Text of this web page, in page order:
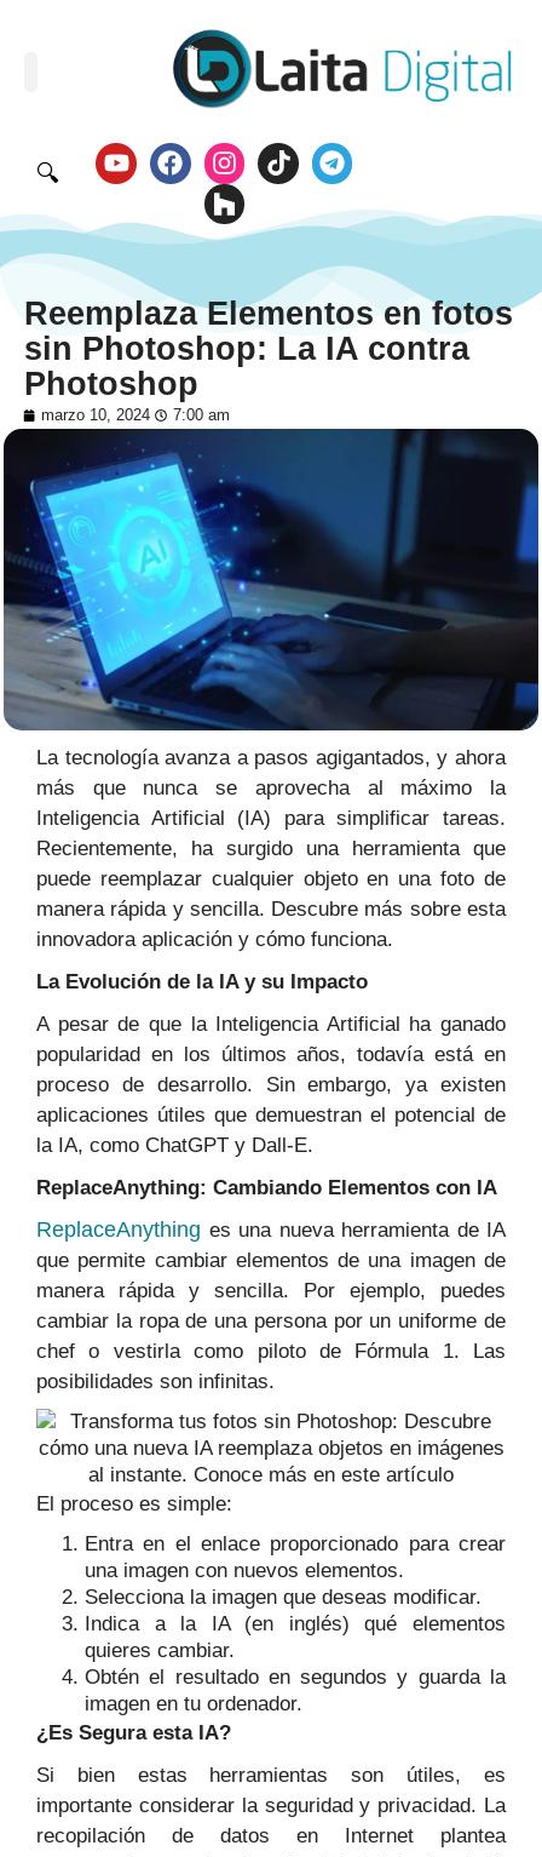
🔍
Reemplaza Elementos en fotos
sin Photoshop: La IA contra
Photoshop
marzo 10, 2024 7:00 am
La tecnología avanza a pasos agigantados, y ahora
más que nunca se aprovecha al máximo la
Inteligencia Artificial (IA) para simplificar tareas.
Recientemente, ha surgido una herramienta que
puede reemplazar cualquier objeto en una foto de
manera rápida y sencilla. Descubre más sobre esta
innovadora aplicación y cómo funciona.
La Evolución de la IA y su Impacto
A pesar de que la Inteligencia Artificial ha ganado
popularidad en los últimos años, todavía está en
proceso de desarrollo. Sin embargo, ya existen
aplicaciones útiles que demuestran el potencial de
la IA, como ChatGPT y Dall-E.
ReplaceAnything: Cambiando Elementos con IA
ReplaceAnything es una nueva herramienta de IA
que permite cambiar elementos de una imagen de
manera rápida y sencilla. Por ejemplo, puedes
cambiar la ropa de una persona por un uniforme de
chef o vestirla como piloto de Fórmula 1. Las
posibilidades son infinitas.
El proceso es simple:
Entra en el enlace proporcionado para crear
una imagen con nuevos elementos.
Selecciona la imagen que deseas modificar.
Indica a la IA (en inglés) qué elementos
quieres cambiar.
Obtén el resultado en segundos y guarda la
imagen en tu ordenador.
¿Es Segura esta IA?
Si bien estas herramientas son útiles, es
importante considerar la seguridad y privacidad. La
recopilación de datos en Internet plantea